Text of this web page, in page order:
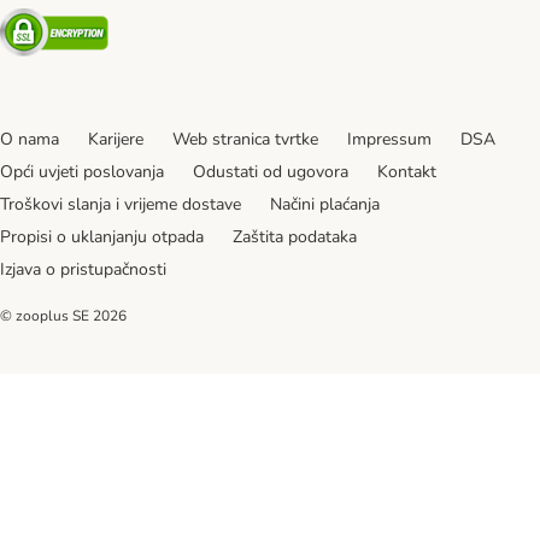
Security
O nama Karijere Web stranica tvrtke Impressum
DSA
Opći uvjeti poslovanja
Odustati od ugovora
Kontakt
Troškovi slanja i vrijeme dostave
Načini plaćanja
Propisi o uklanjanju otpada
Zaštita podataka
Izjava o pristupačnosti
© zooplus SE 2026